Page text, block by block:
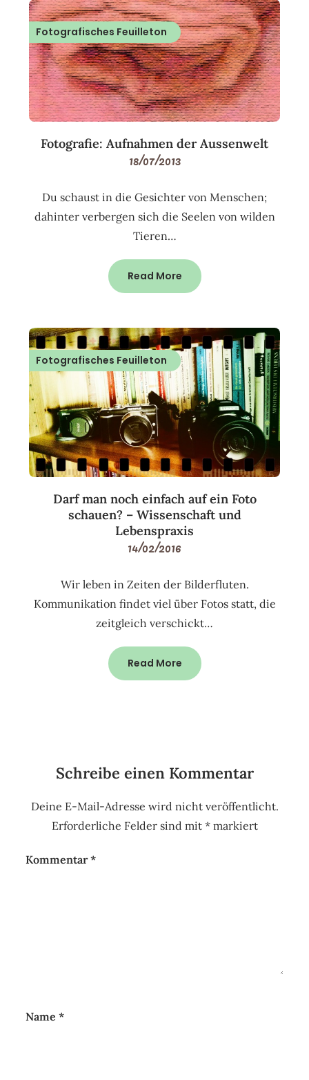
Fotografisches Feuilleton
Fotografie: Aufnahmen der Aussenwelt
18/07/2013
Du schaust in die Gesichter von Menschen;
dahinter verbergen sich die Seelen von wilden
Tieren…
Read More
Fotografisches Feuilleton
Darf man noch einfach auf ein Foto
schauen? – Wissenschaft und
Lebenspraxis
14/02/2016
Wir leben in Zeiten der Bilderfluten.
Kommunikation findet viel über Fotos statt, die
zeitgleich verschickt…
Read More
Schreibe einen Kommentar
Deine E-Mail-Adresse wird nicht veröffentlicht.
Erforderliche Felder sind mit *markiert
Kommentar*
Name*